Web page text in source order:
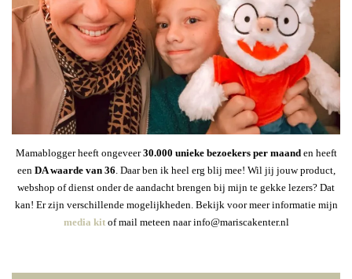
Mamablogger heeft ongeveer30.000 unieke bezoekers per maanden heeft
een DA waarde van 36 . Daar ben ik heel erg blij mee! Wil jij jouw product,
webshop of dienst onder de aandacht brengen bij mijn te gekke lezers? Dat
kan! Er zijn verschillende mogelijkheden. Bekijk voor meer informatie mijn
media kitof mail meteen naar info@mariscakenter.nl